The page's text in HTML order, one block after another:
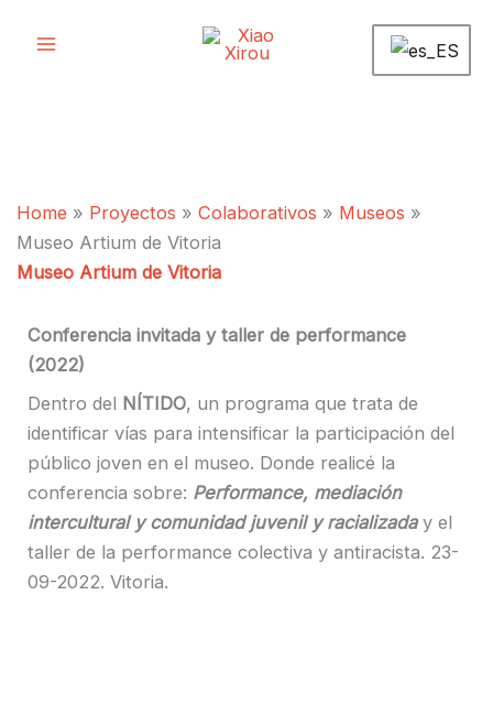
Home » Proyectos »Colaborativos » Museos »
Museo Artium de Vitoria
Museo Artium de Vitoria
Conferencia invitada y taller de performance
(2022)
Dentro del NÍTIDO, un programa que trata de
identificar vías para intensificar la participación del
público joven en el museo. Donde realicé la
conferencia sobre: Performance, mediación
intercultural y comunidad juvenil y racializaday el
taller de la performance colectiva y antiracista. 23-
09-2022. Vitoria.